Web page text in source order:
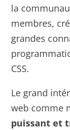
la
membres,
grandes
CSS.
Le grand
web comme
puissant et